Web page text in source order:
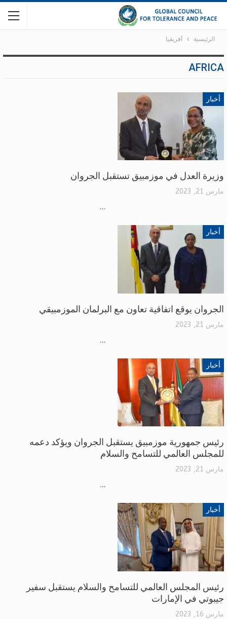
الرئيسية أفريقيا
AFRICA
أخبار
وزيرة العدل في موزمبيق تستقبل الجروان
مارس 21, 2023
...
أخبار
الجروان يوقع اتفاقية تعاون مع البرلمان الموزمبيقي
مارس 21, 2023
...
أخبار
رئيس جمهورية موزمبيق يستقبل الجروان ويؤكد دعمه
للمجلس العالمي للتسامح والسلام
مارس 21, 2023
...
أخبار
رئيس المجلس العالمي للتسامح والسلام يستقبل سفير
جيبوتي في الإمارات
مارس 16, 2023